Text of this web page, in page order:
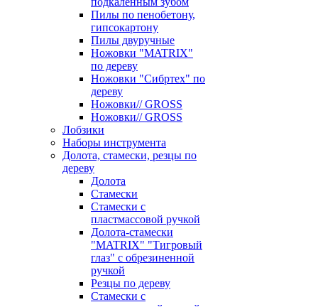
Пилы по пенобетону,
гипсокартону
Пилы двуручные
Ножовки "MATRIX"
по дереву
Ножовки "Сибртех" по
дереву
Ножовки// GROSS
Ножовки// GROSS
Лобзики
Наборы инструмента
Долота, стамески, резцы по
дереву
Долота
Стамески
Стамески с
пластмассовой ручкой
Долота-стамески
"MATRIX" "Тигровый
глаз" с обрезиненной
ручкой
Резцы по дереву
Стамески с